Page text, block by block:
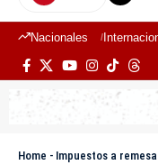
Nacionales
Home - Impuestos a remesas en